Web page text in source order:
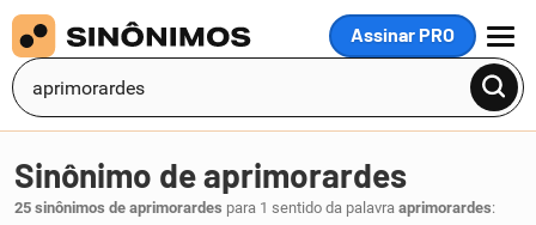
Assinar PRO
MENU
Sinônimo de aprimorardes
25 sinônimos de aprimorardes para 1 sentido da palavra aprimorardes: